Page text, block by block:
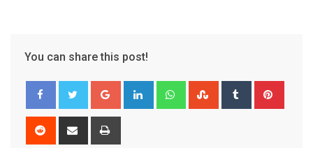
You can share this post!
Google+ LinkedIn WhatsappStumbleUpon
Tumblr
Reddit
Share